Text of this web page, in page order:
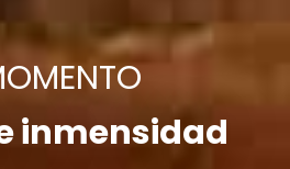
inmensidad